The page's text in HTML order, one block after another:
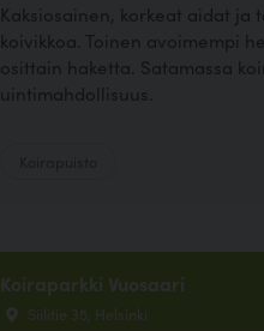
Kaksiosainen, korkeat aidat ja
koivikkoa. Toinen avoimempi
osittain haketta. Satamassa
uintimahdollisuus.
Koiraparkki Vuosaari
Siilitie 35, Helsinki